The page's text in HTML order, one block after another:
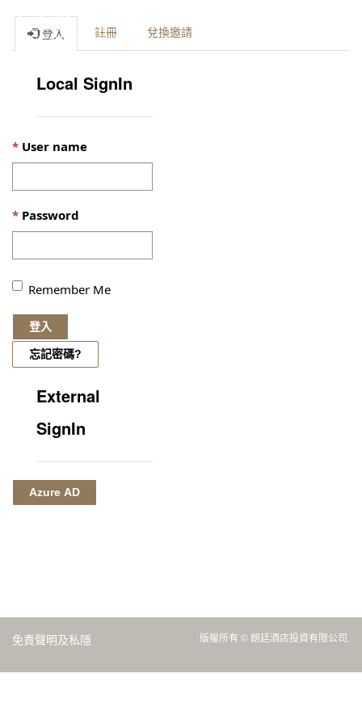
登入 註冊 兌換邀請
Local SignIn
User name
Password
Remember Me
登入
忘記密碼?
External
SignIn
Azure AD
免責聲明及私隱 版權所有 © 朗廷酒店投資有限公司.